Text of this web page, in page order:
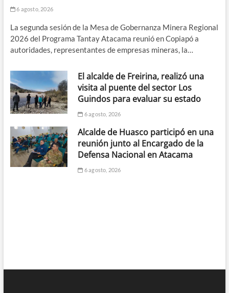
6 agosto, 2026
La segunda sesión de la Mesa de Gobernanza Minera Regional
2026 del Programa Tantay Atacama reunió en Copiapó a
autoridades, representantes de empresas mineras, la…
El alcalde de Freirina, realizó una
visita al puente del sector Los
Guindos para evaluar su estado
6 agosto, 2026
Alcalde de Huasco participó en una
reunión junto al Encargado de la
Defensa Nacional en Atacama
6 agosto, 2026